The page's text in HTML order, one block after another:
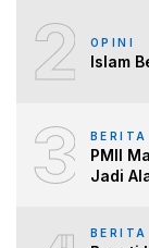
2 OPINI
Islam
3 BERITA
PMII
Jadi
BERITA